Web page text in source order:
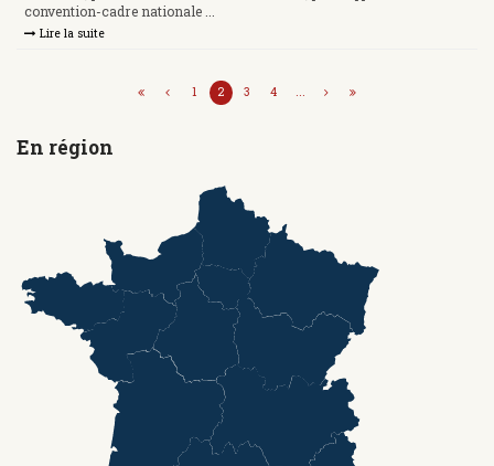
convention-cadre nationale ...
Lire la suite
1 2 3 4 ...
En région